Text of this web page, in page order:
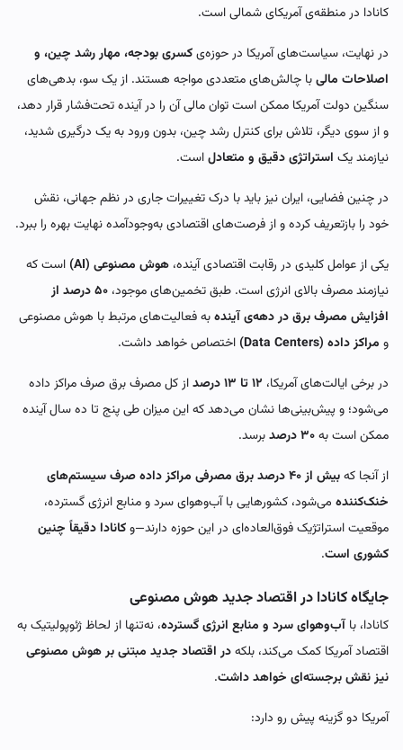
کانادا در منطقه‌ی آمریکای شمالی است.
در نهایت، سیاست‌های آمریکا در حوزه‌یکسری بودجه، مهار رشد چین، و
اصلاحات مالیبا چالش‌های متعددی مواجه هستند. از یک سو، بدهی‌های
سنگین دولت آمریکا ممکن است توان مالی آن را در آینده تحت‌فشار قرار دهد،
و از سوی دیگر، تلاش برای کنترل رشد چین، بدون ورود به یک درگیری شدید،
نیازمند یک استراتژی دقیق و متعادلاست.
در چنین فضایی، ایران نیز باید با درک تغییرات جاری در نظم جهانی، نقش
خود را بازتعریف کرده و از فرصت‌های اقتصادی به‌وجودآمده نهایت بهره را ببرد.
یکی از عوامل کلیدی در رقابت اقتصادی آینده، هوش مصنوعی (AI)
است که
نیازمند مصرف بالای انرژی است. طبق تخمین‌های موجود،
۵۰ درصد از
افزایش مصرف برق در دهه‌ی آیندهبه فعالیت‌های مرتبط با هوش مصنوعی
و مراکز داده (Data Centers) اختصاص خواهد داشت.
در برخی ایالت‌های آمریکا، ۱۲ تا ۱۳ درصد
از کل مصرف برق صرف مراکز داده
می‌شود؛ و پیش‌بینی‌ها نشان می‌دهد که این میزان طی پنج تا ده سال آینده
ممکن است به۳۰ درصد برسد.
از آنجا که
بیش از ۴۰ درصد برق مصرفی مراکز داده صرف سیستم‌های
خنک‌کننده می‌شود، کشورهایی با آب‌وهوای سرد و منابع انرژی گسترده،
موقعیت استراتژیک فوق‌العاده‌ای در این حوزه دارند—وکانادا دقیقاً چنین
کشوری است.
جایگاه کانادا در اقتصاد جدید هوش مصنوعی
کانادا، باآب‌وهوای سرد و منابع انرژی گسترده، نه‌تنها از لحاظ ژئوپولیتیک به
اقتصاد آمریکا کمک می‌کند، بلکهدر اقتصاد جدید مبتنی بر هوش مصنوعی
نیز نقش برجسته‌ای خواهد داشت.
آمریکا دو گزینه پیش رو دارد: